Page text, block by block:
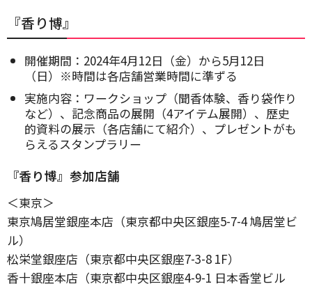
『香り博』
開催期間：2024年4月12日（金）から5月12日
（日）※時間は各店舗営業時間に準ずる
実施内容：ワークショップ（聞香体験、香り袋作り
など）、記念商品の展開（4アイテム展開）、歴史
的資料の展示（各店舗にて紹介）、プレゼントがも
らえるスタンプラリー
『香り博』参加店舗
＜東京＞
東京鳩居堂銀座本店（東京都中央区銀座5-7-4 鳩居堂ビ
ル）
松栄堂銀座店（東京都中央区銀座7-3-8 1F）
香十銀座本店（東京都中央区銀座4-9-1 日本香堂ビル